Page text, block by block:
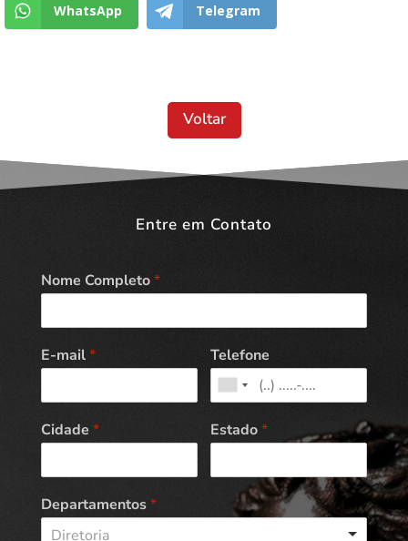
WhatsApp Telegram
Voltar
Entre em Contato
Nome Completo*
E-mail* Telefone
Cidade * Estado*
Departamentos*
Diretoria